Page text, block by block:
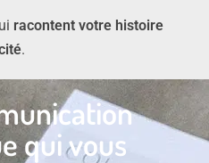
racontent votre histoire
.
qui vous